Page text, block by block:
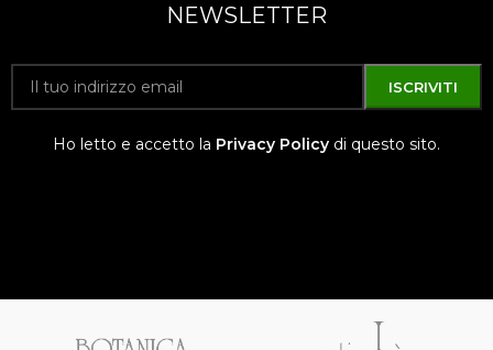
NEWSLETTER
Ho letto e accetto la Privacy Policy di questo sito.